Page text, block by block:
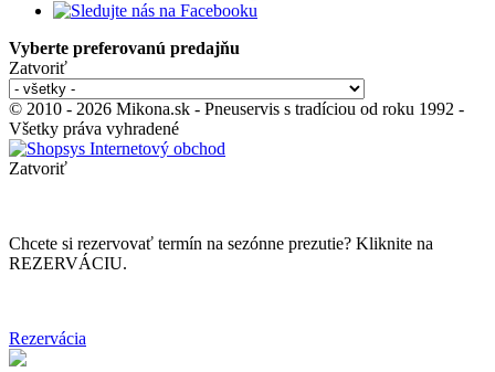
Vyberte preferovanú predajňu
Zatvoriť
© 2010 - 2026 Mikona.sk - Pneuservis s tradíciou od roku 1992 -
Všetky práva vyhradené
Zatvoriť
Chcete si rezervovať termín na sezónne prezutie? Kliknite na
REZERVÁCIU.
Rezervácia